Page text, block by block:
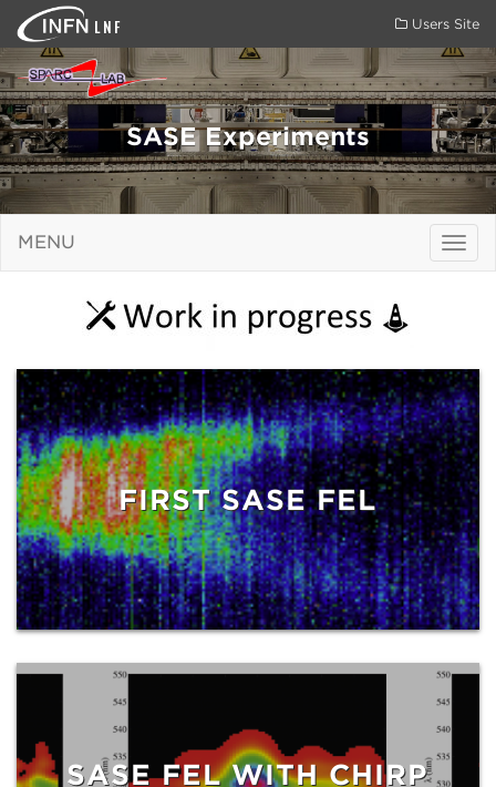
LNF Users Site
SASE Experiments
MENU
FIRST SASE FEL
SASE FEL WITH CHIRP